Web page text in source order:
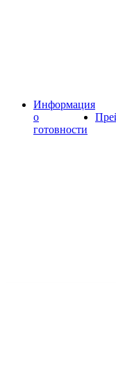
Информация
о
готовности